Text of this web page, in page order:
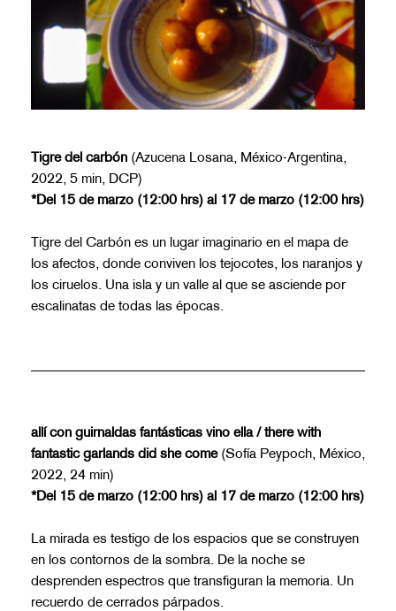
Tigre del carbón (Azucena Losana, México-Argentina,
2022, 5 min, DCP)
*Del 15 de marzo (12:00 hrs) al 17 de marzo (12:00 hrs)
Tigre del Carbón es un lugar imaginario en el mapa de
los afectos, donde conviven los tejocotes, los naranjos y
los ciruelos. Una isla y un valle al que se asciende por
escalinatas de todas las épocas.
allí con guirnaldas fantásticas vino ella / there with
fantastic garlands did she come(Sofía Peypoch, México,
2022, 24 min)
*Del 15 de marzo (12:00 hrs) al 17 de marzo (12:00 hrs)
La mirada es testigo de los espacios que se construyen
en los contornos de la sombra. De la noche se
desprenden espectros que transfiguran la memoria. Un
recuerdo de cerrados párpados.